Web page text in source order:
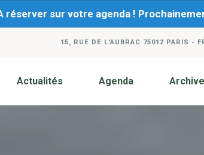
réserver sur votre agenda !
15, RUE DE L'AUBRAC 75012 PARIS -
Actualités Agenda